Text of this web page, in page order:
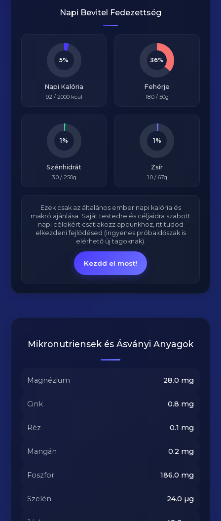
Napi Bevitel Fedezettség
5%
Napi Kalória
92/ 2000kcal
36%
Fehérje
18.0/ 50g
1%
Szénhidrát
3.0/ 250g
1%
Zsír
1.0/ 67g
Ezek csak az általános ember napi kalória és
makró ajánlása. Saját testedre és céljaidra szabott
napi célokért csatlakozz appunkhoz, itt tudod
elkezdeni fejlődésed (ingyenes próbaidőszak is
elérhető új tagoknak).
Kezdd el most!
Mikronutriensek és Ásványi Anyagok
Magnézium 28.0 mg
Cink 0.8 mg
Réz 0.1 mg
Mangán 0.2 mg
Foszfor 186.0 mg
Szelén 24.0 µg